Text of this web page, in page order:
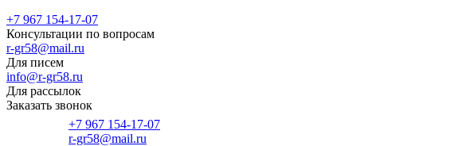
+7 967 154-17-07
Консультации по вопросам
r-gr58@mail.ru
Для писем
info@r-gr58.ru
Для рассылок
Заказать звонок
+7 967 154-17-07
r-gr58@mail.ru